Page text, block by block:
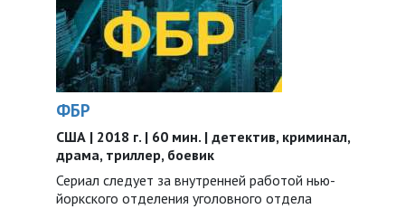
ФБР
США | 2018 г. | 60 мин. | детектив, криминал,
драма, триллер, боевик
Сериал следует за внутренней работой нью-
йоркского отделения уголовного отдела